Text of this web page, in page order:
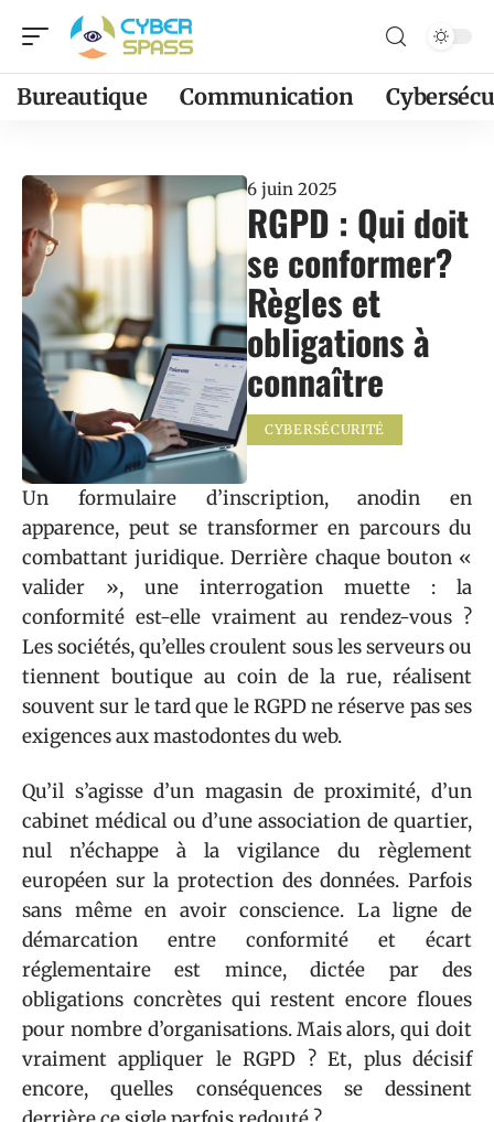
Bureautique Communication
6 juin 2025
RGPD : Qui doit
se conformer?
Règles et
obligations à
connaître
CYBERSÉCURITÉ
Un formulaire d’inscription, anodin en
apparence, peut se transformer en parcours du
combattant juridique. Derrière chaque bouton «
valider », une interrogation muette : la
conformité est-elle vraiment au rendez-vous ?
Les sociétés, qu’elles croulent sous les serveurs ou
tiennent boutique au coin de la rue, réalisent
souvent sur le tard que le RGPD ne réserve pas ses
exigences aux mastodontes du web.
Qu’il s’agisse d’un magasin de proximité, d’un
cabinet médical ou d’une association de quartier,
nul n’échappe à la vigilance du règlement
européen sur la protection des données. Parfois
sans même en avoir conscience. La ligne de
démarcation entre conformité et écart
réglementaire est mince, dictée par des
obligations concrètes qui restent encore floues
pour nombre d’organisations. Mais alors, qui doit
vraiment appliquer le RGPD ? Et, plus décisif
encore, quelles conséquences se dessinent